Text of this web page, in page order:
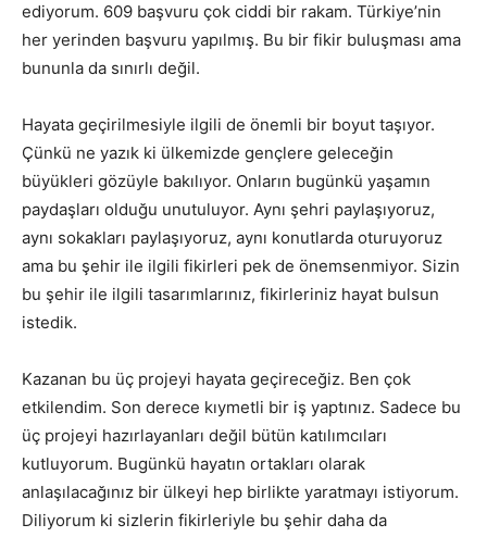
ediyorum. 609 başvuru çok ciddi bir rakam. Türkiye’nin
her yerinden başvuru yapılmış. Bu bir fikir buluşması ama
bununla da sınırlı değil.
Hayata geçirilmesiyle ilgili de önemli bir boyut taşıyor.
Çünkü ne yazık ki ülkemizde gençlere geleceğin
büyükleri gözüyle bakılıyor. Onların bugünkü yaşamın
paydaşları olduğu unutuluyor. Aynı şehri paylaşıyoruz,
aynı sokakları paylaşıyoruz, aynı konutlarda oturuyoruz
ama bu şehir ile ilgili fikirleri pek de önemsenmiyor. Sizin
bu şehir ile ilgili tasarımlarınız, fikirleriniz hayat bulsun
istedik.
Kazanan bu üç projeyi hayata geçireceğiz. Ben çok
etkilendim. Son derece kıymetli bir iş yaptınız. Sadece bu
üç projeyi hazırlayanları değil bütün katılımcıları
kutluyorum. Bugünkü hayatın ortakları olarak
anlaşılacağınız bir ülkeyi hep birlikte yaratmayı istiyorum.
Diliyorum ki sizlerin fikirleriyle bu şehir daha da